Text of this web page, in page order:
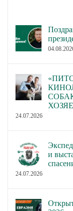
24.07.2026
и
24.07.2026